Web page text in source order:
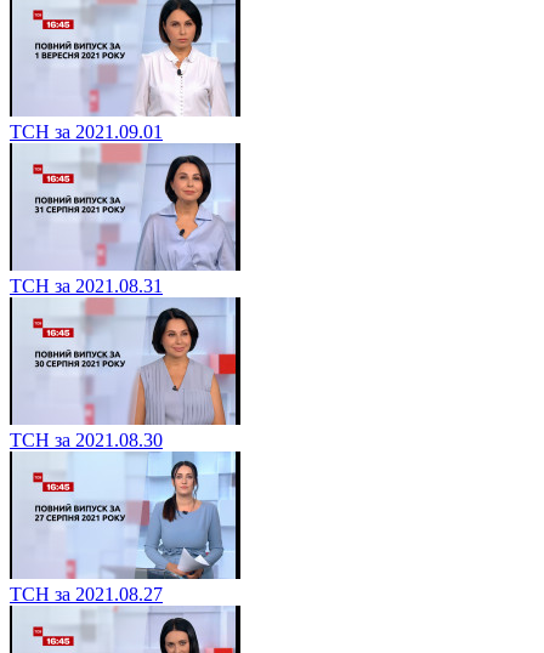
ТСН за 2021.09.01
ТСН за 2021.08.31
ТСН за 2021.08.30
ТСН за 2021.08.27